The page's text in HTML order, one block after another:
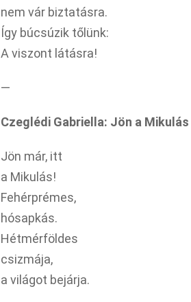
nem vár biztatásra.
Így búcsúzik tőlünk:
A viszont látásra!
—
Czeglédi Gabriella: Jön a Mikulás
Jön már, itt
a Mikulás!
Fehérprémes,
hósapkás.
Hétmérföldes
csizmája,
a világot bejárja.